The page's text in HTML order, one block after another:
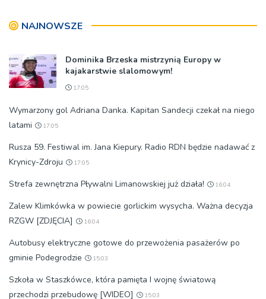
NAJNOWSZE
Dominika Brzeska mistrzynią Europy w
kajakarstwie slalomowym!
17:05
Wymarzony gol Adriana Danka. Kapitan Sandecji czekał na niego
latami
17:05
Rusza 59. Festiwal im. Jana Kiepury. Radio RDN będzie nadawać z
Krynicy-Zdroju
17:05
Strefa zewnętrzna Pływalni Limanowskiej już działa! 16:04
Zalew Klimkówka w powiecie gorlickim wysycha. Ważna decyzja
RZGW [ZDJĘCIA]
16:04
Autobusy elektryczne gotowe do przewożenia pasażerów po
gminie Podegrodzie
15:03
Szkoła w Staszkówce, która pamięta I wojnę światową
przechodzi przebudowę [WIDEO]
15:03